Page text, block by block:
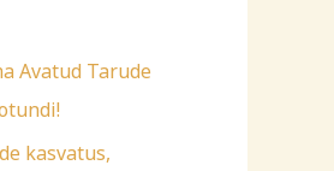
Avatud Tarude
kasvatus,